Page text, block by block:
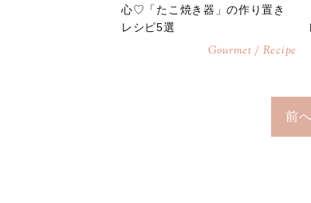
心♡「たこ焼き器」の作り置き
レシピ5選
Gourmet / Recipe
前へ